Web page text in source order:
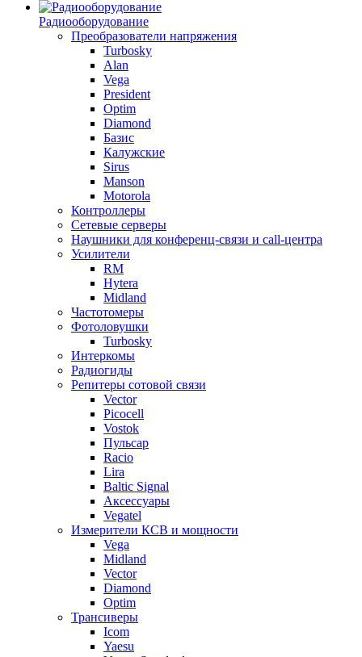
Радиооборудование
Преобразователи напряжения
Turbosky
Alan
Vega
President
Optim
Diamond
Базис
Калужские
Sirus
Manson
Motorola
Контроллеры
Сетевые серверы
Наушники для конференц-связи и call-центра
Усилители
RM
Hytera
Midland
Частотомеры
Фотоловушки
Turbosky
Интеркомы
Радиогиды
Репитеры сотовой связи
Vector
Picocell
Vostok
Пульсар
Racio
Lira
Baltic Signal
Аксессуары
Vegatel
Измерители КСВ и мощности
Vega
Midland
Vector
Diamond
Optim
Трансиверы
Icom
Yaesu